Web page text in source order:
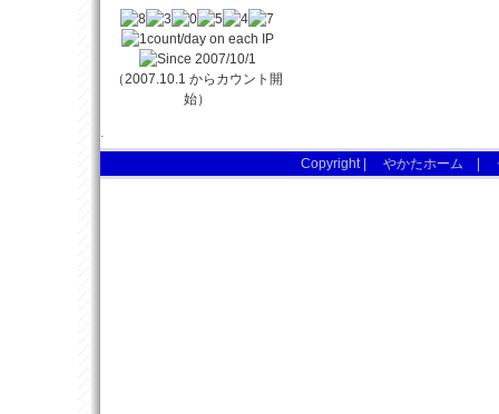
（2007.10.1 からカウント開
始）
.
Copyright |
やかたホーム